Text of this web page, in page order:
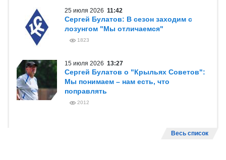
25 июля 2026 11:42
Сергей Булатов: В сезон заходим с
лозунгом "Мы отличаемся"
1823
15 июля 2026 13:27
Сергей Булатов о "Крыльях Советов":
Мы понимаем – нам есть, что
поправлять
2012
Весь список